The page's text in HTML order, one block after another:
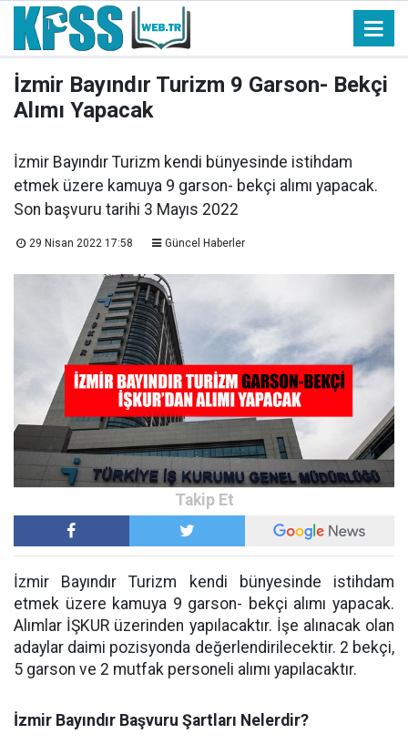
İzmir Bayındır Turizm 9 Garson- Bekçi
Alımı Yapacak
İzmir Bayındır Turizm kendi bünyesinde istihdam
etmek üzere kamuya 9 garson- bekçi alımı yapacak.
Son başvuru tarihi 3 Mayıs 2022
29 Nisan 2022 17:58 Güncel Haberler
İzmir Bayındır Turizm kendi bünyesinde istihdam
etmek üzere kamuya 9 garson- bekçi alımı yapacak.
Alımlar İŞKUR üzerinden yapılacaktır. İşe alınacak olan
adaylar daimi pozisyonda değerlendirilecektir. 2 bekçi,
5 garson ve 2 mutfak personeli alımı yapılacaktır.
İzmir Bayındır Başvuru Şartları Nelerdir?